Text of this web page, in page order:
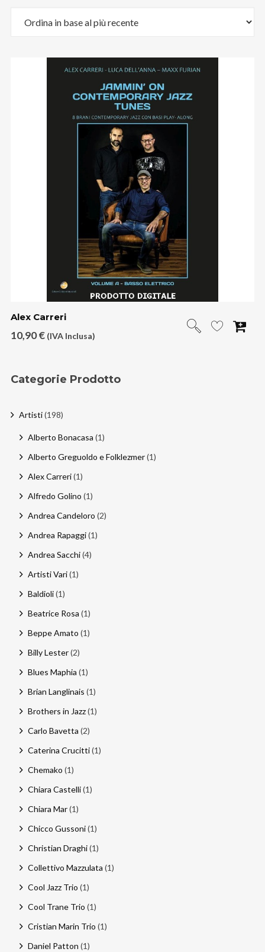
Email:
Cellulare:
335 6835448
Seguici sui nostri Social
Alex Carreri
10,90€ (IVA Inclusa)
Categorie Prodotto
Artisti(198)
Alberto Bonacasa (1)
Alberto Greguoldo e Folklezmer(1)
Alex Carreri(1)
Alfredo Golino (1)
Andrea Candeloro (2)
Andrea Rapaggi(1)
Andrea Sacchi(4)
Artisti Vari(1)
Baldioli(1)
Beatrice Rosa (1)
Beppe Amato (1)
Billy Lester(2)
Blues Maphia (1)
Brian Langlinais (1)
Brothers in Jazz(1)
Carlo Bavetta (2)
Caterina Crucitti(1)
Chemako (1)
Chiara Castelli(1)
Chiara Mar(1)
Chicco Gussoni(1)
Christian Draghi(1)
Collettivo Mazzulata (1)
Cool Jazz Trio (1)
Cool Trane Trio (1)
Cristian Marin Trio (1)
Daniel Patton (1)